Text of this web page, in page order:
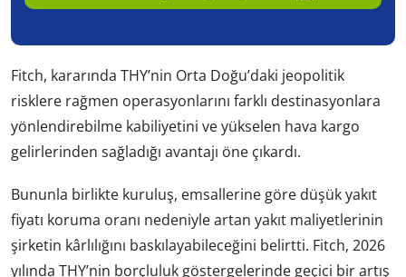
Fitch, kararında THY’nin Orta Doğu’daki jeopolitik
risklere rağmen operasyonlarını farklı destinasyonlara
yönlendirebilme kabiliyetini ve yükselen hava kargo
gelirlerinden sağladığı avantajı öne çıkardı.
Bununla birlikte kuruluş, emsallerine göre düşük yakıt
fiyatı koruma oranı nedeniyle artan yakıt maliyetlerinin
şirketin kârlılığını baskılayabileceğini belirtti. Fitch, 2026
yılında THY’nin borçluluk göstergelerinde geçici bir artış